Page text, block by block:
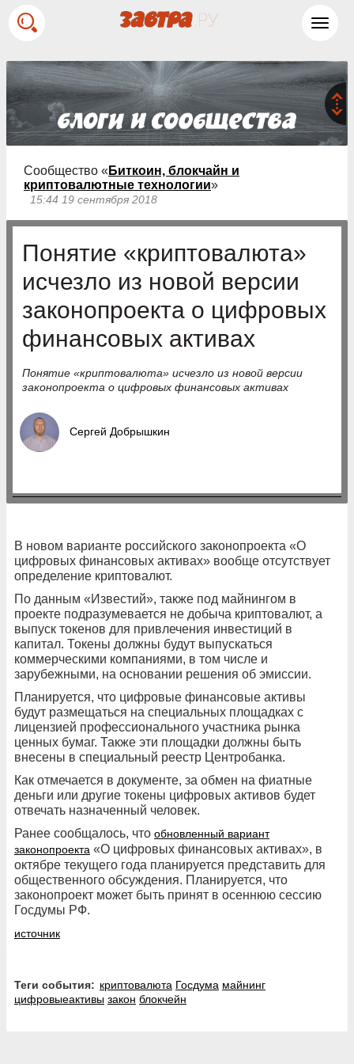
Сообщество « Биткоин, блокчайн и
криптовалютные технологии»
15:44 19 сентября 2018
Понятие «криптовалюта»
исчезло из новой версии
законопроекта о цифровых
финансовых активах
Понятие «криптовалюта» исчезло из новой версии
законопроекта о цифровых финансовых активах
Сергей Добрышкин
В новом варианте российского законопроекта «О
цифровых финансовых активах» вообще отсутствует
определение криптовалют.
По данным «Известий», также под майнингом в
проекте подразумевается не добыча криптовалют, а
выпуск токенов для привлечения инвестиций в
капитал. Токены должны будут выпускаться
коммерческими компаниями, в том числе и
зарубежными, на основании решения об эмиссии.
Планируется, что цифровые финансовые активы
будут размещаться на специальных площадках с
лицензией профессионального участника рынка
ценных бумаг. Также эти площадки должны быть
внесены в специальный реестр Центробанка.
Как отмечается в документе, за обмен на фиатные
деньги или другие токены цифровых активов будет
отвечать назначенный человек.
Ранее сообщалось, что обновленный вариант
законопроекта «О цифровых финансовых активах», в
октябре текущего года планируется представить для
общественного обсуждения. Планируется, что
законопроект может быть принят в осеннюю сессию
Госдумы РФ.
источник
Теги события: криптовалюта Госдума майнинг
цифровыеактивы закон блокчейн